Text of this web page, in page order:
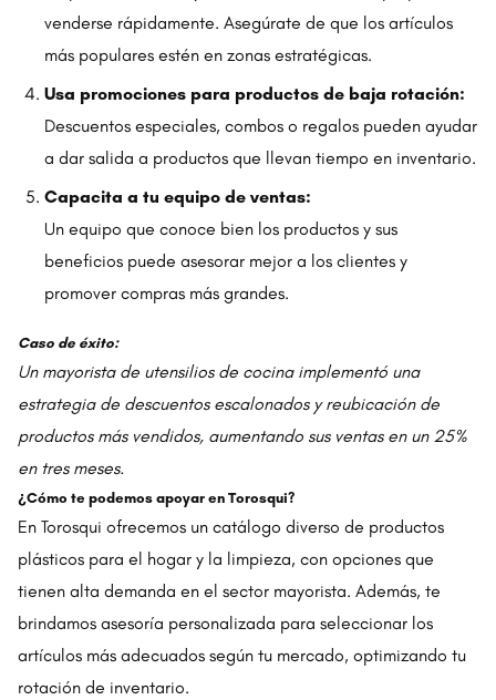
venderse rápidamente. Asegúrate de que los artículos
más populares estén en zonas estratégicas.
Usa promociones para productos de baja rotación:
Descuentos especiales, combos o regalos pueden ayudar
a dar salida a productos que llevan tiempo en inventario.
Capacita a tu equipo de ventas:
Un equipo que conoce bien los productos y sus
beneficios puede asesorar mejor a los clientes y
promover compras más grandes.
Caso de éxito:
Un mayorista de utensilios de cocina implementó una
estrategia de descuentos escalonados y reubicación de
productos más vendidos, aumentando sus ventas en un 25%
en tres meses.
¿Cómo te podemos apoyar en Torosqui?
En Torosqui ofrecemos un catálogo diverso de productos
plásticos para el hogar y la limpieza, con opciones que
tienen alta demanda en el sector mayorista. Además, te
brindamos asesoría personalizada para seleccionar los
artículos más adecuados según tu mercado, optimizando tu
rotación de inventario.